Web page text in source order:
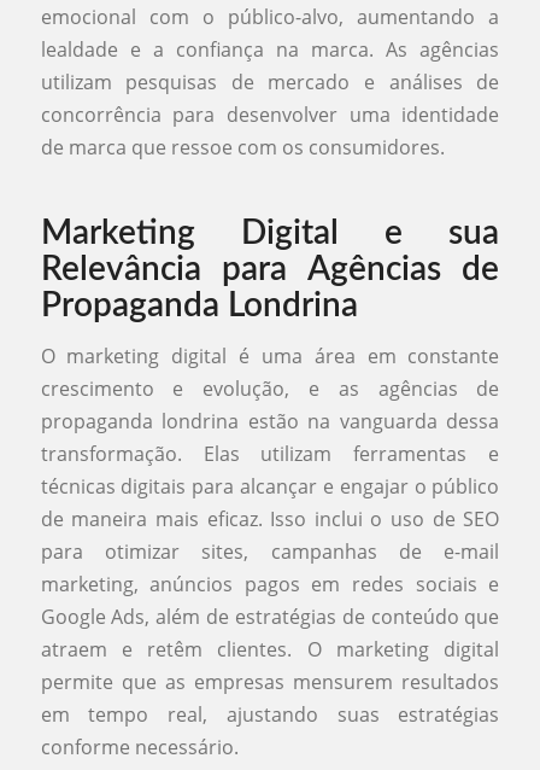
emocional com o público-alvo, aumentando a
lealdade e a confiança na marca. As agências
utilizam pesquisas de mercado e análises de
concorrência para desenvolver uma identidade
de marca que ressoe com os consumidores.
Marketing Digital e sua
Relevância para Agências de
Propaganda Londrina
O marketing digital é uma área em constante
crescimento e evolução, e as agências de
propaganda londrina estão na vanguarda dessa
transformação. Elas utilizam ferramentas e
técnicas digitais para alcançar e engajar o público
de maneira mais eficaz. Isso inclui o uso de SEO
para otimizar sites, campanhas de e-mail
marketing, anúncios pagos em redes sociais e
Google Ads, além de estratégias de conteúdo que
atraem e retêm clientes. O marketing digital
permite que as empresas mensurem resultados
em tempo real, ajustando suas estratégias
conforme necessário.